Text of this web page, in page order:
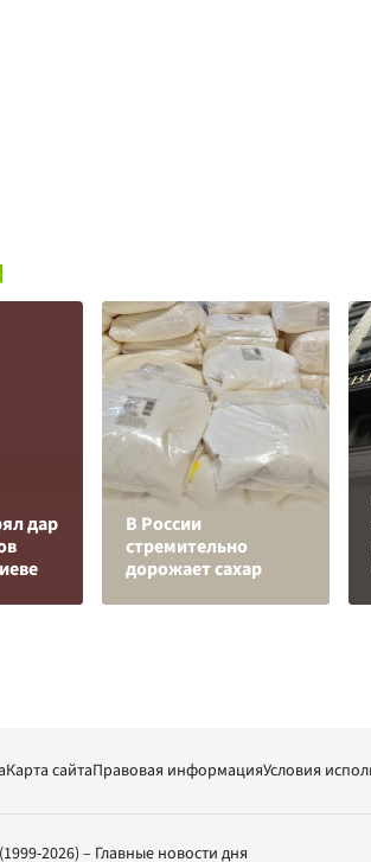
дар
В России
стремительно
дорожает сахар
Карта сайтаПравовая информацияУсловия
2026) – Главные новости дня